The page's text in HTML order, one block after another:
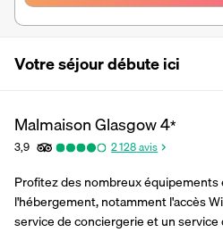
Votre séjour débute ici
Malmaison Glasgow4*
3,9 2 128avis
Profitez des nombreux
l'hébergement, notamment l'accès
service de conciergerie et un